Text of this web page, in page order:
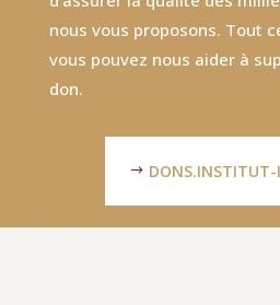
nous vous proposons. Tout
vous pouvez nous aider à
don.
DONS.INSTITUT-